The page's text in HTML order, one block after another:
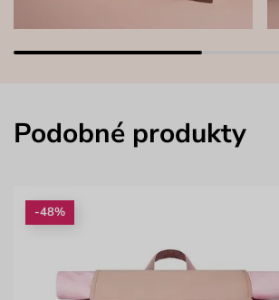
Podobné produkty
-48%